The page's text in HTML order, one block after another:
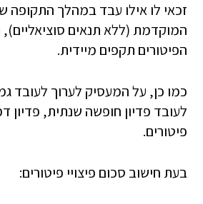
זכאי לו אילו עבד במהלך התקופה
המוקדמת (ללא תנאים
הפיטורים תקפים מיידית.
כמו כן, על המעסיק לערוך לעובד
לעובד פדיון חופשה שנתית, פדיון
פיטורים.
בעת חישוב סכום פיצויי פיטורים: